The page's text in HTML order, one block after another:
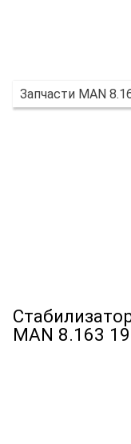
Запчасти MAN
MAN 8.163